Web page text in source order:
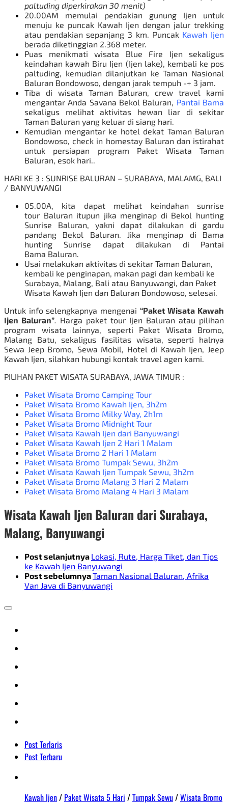
paltuding diperkirakan 30 menit)
20.00AM memulai pendakian gunung Ijen untuk
menuju ke puncak Kawah Ijen dengan jalur trekking
atau pendakian sepanjang 3 km. Puncak Kawah Ijen
berada diketinggian 2.368 meter.
Puas menikmati wisata Blue Fire Ijen sekaligus
keindahan kawah Biru Ijen (Ijen lake), kembali ke pos
paltuding, kemudian dilanjutkan ke Taman Nasional
Baluran Bondowoso, dengan jarak tempuh -+ 3 jam.
Tiba di wisata Taman Baluran, crew travel kami
mengantar Anda Savana Bekol Baluran, Pantai Bama
sekaligus melihat aktivitas hewan liar di sekitar
Taman Baluran yang keluar di siang hari.
Kemudian mengantar ke hotel dekat Taman Baluran
Bondowoso, check in homestay Baluran dan istirahat
untuk persiapan program Paket Wisata Taman
Baluran , esok hari..
HARI KE 3 : SUNRISE BALURAN – SURABAYA, MALAMG, BALI
/ BANYUWANGI
05.00A, kita dapat melihat keindahan sunrise
tour Baluran itupun jika menginap di Bekol hunting
Sunrise Baluran, yakni dapat dilakukan di gardu
pandang Bekol Baluran. Jika menginap di Bama
hunting Sunrise dapat dilakukan di Pantai
Bama Baluran.
Usai melakukan aktivitas di sekitar Taman Baluran,
kembali ke penginapan, makan pagi dan kembali ke
Surabaya, Malang, Bali atau Banyuwangi, dan Paket
Wisata Kawah Ijen dan Baluran Bondowoso, selesai.
Untuk info selengkapnya mengenai “Paket Wisata Kawah
Ijen Baluran”
Harga paket tour Ijen Baluran atau pilihan
program wisata lainnya, seperti
Paket Wisata Bromo
Malang Batu, sekaligus fasilitas wisata, seperti halnya
Sewa Jeep Bromo , Sewa Mobil, Hotel di Kawah Ijen,
Jeep
Kawah Ijen , silahkan hubungi kontak travel agen kami.
PILIHAN PAKET WISATA SURABAYA JAWA TIMUR :
Paket Wisata Bromo Camping Tour
Paket Wisata Bromo Kawah Ijen , 3h2m
Paket Wisata Bromo Milky Way, 2h1m
Paket Wisata Bromo Midnight Tour
Paket Wisata Kawah Ijen dari Banyuwangi
Paket Wisata Kawah Ijen 2 Hari 1 Malam
Paket Wisata Bromo 2 Hari 1 Malam
Paket Wisata Bromo Tumpak Sewu , 3h2m
Paket Wisata Kawah Ijen Tumpak Sewu , 3h2m
Paket Wisata Bromo Malang 3 Hari 2 Malam
Paket Wisata Bromo Malang 4 Hari 3 Malam
Wisata Kawah Ijen Baluran dari Surabaya,
Malang, Banyuwangi
Post selanjutnya Lokasi, Rute, Harga Tiket, dan Tips
ke Kawah Ijen Banyuwangi
Post sebelumnyaTaman Nasional Baluran, Afrika
Van Java di Banyuwangi
Post Terlaris
Post Terbaru
Kawah Ijen/ Paket Wisata 5 Hari /Tumpak Sewu/Wisata Bromo